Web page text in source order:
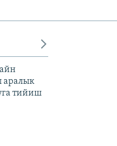
аралык
тийиш